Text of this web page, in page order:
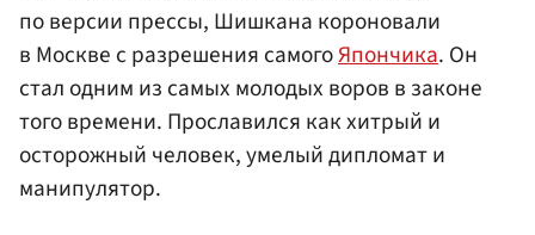
по версии прессы, Шишкана короновали
в Москве с разрешения самогоЯпончика. Он
стал одним из самых молодых воров в законе
того времени. Прославился как хитрый и
осторожный человек, умелый дипломат и
манипулятор.